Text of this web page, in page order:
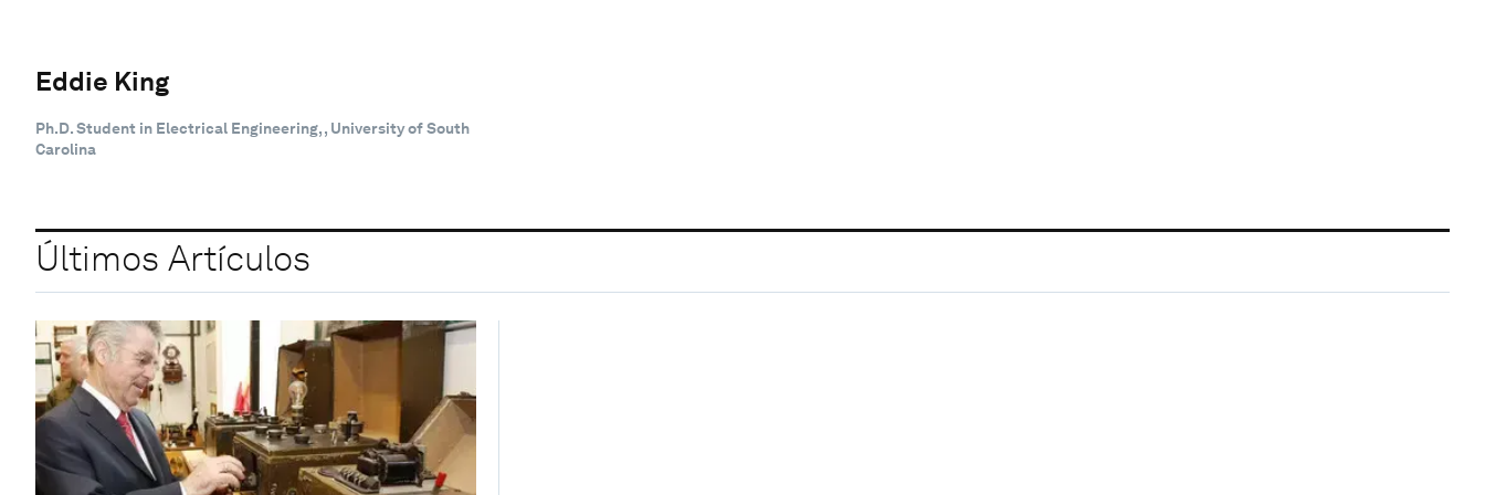
Eddie King
Ph.D. Student in Electrical Engineering, , University of South
Carolina
Últimos Artículos